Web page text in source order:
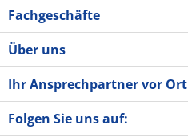
Fachgeschäfte
Über uns
Ihr Ansprechpartner vor Ort
Folgen Sie uns auf: